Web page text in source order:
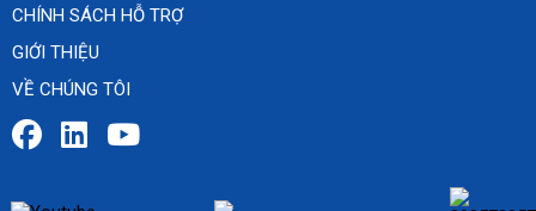
CHÍNH SÁCH HỖ TRỢ
GIỚI THIỆU
VỀ CHÚNG TÔI